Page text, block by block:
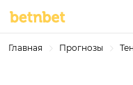
Главная Прогнозы